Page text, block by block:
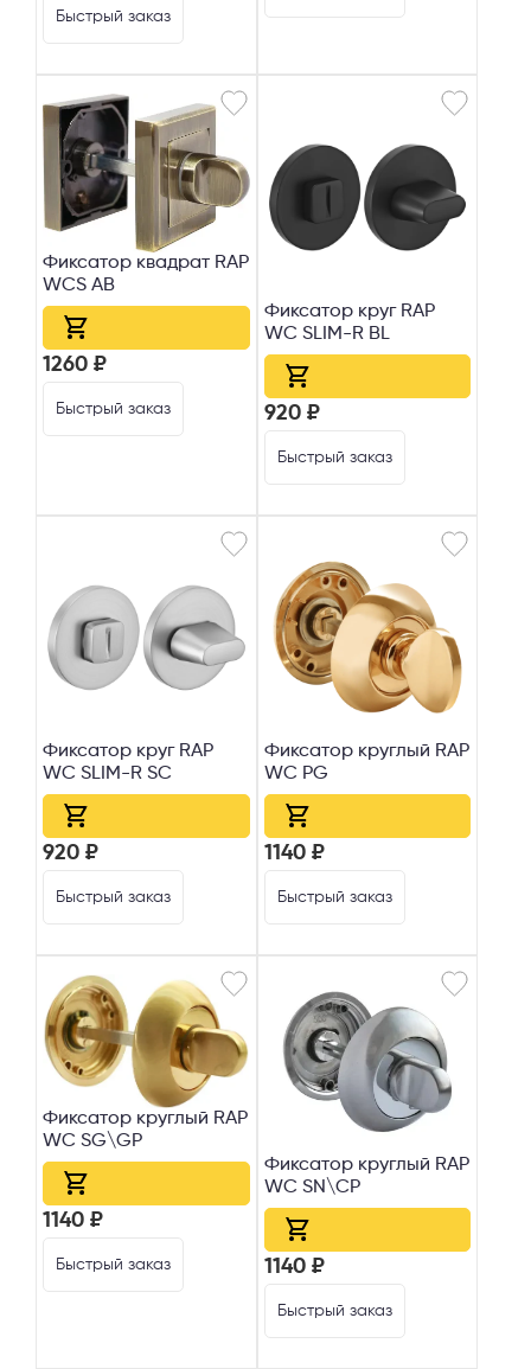
Быстрый заказ
Фиксатор квадрат RAP
WCS АВ
1260 ₽
Быстрый заказ
Фиксатор круг RAP
WC SLIM-R BL
920 ₽
Быстрый заказ
Фиксатор круг RAP
WC SLIM-R SC
920 ₽
Быстрый заказ
Фиксатор круглый RAP
WC PG
1140 ₽
Быстрый заказ
Фиксатор круглый RAP
WC SG\GP
1140 ₽
Быстрый заказ
Фиксатор круглый RAP
WC SN\CP
1140 ₽
Быстрый заказ